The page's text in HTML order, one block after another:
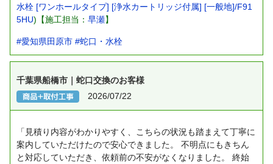
水栓 [ワンホールタイプ] [浄水カートリッジ付属] [一般地]/F91
5HU)【施工担当： 早瀬】
#愛知県田原市 #蛇口・水栓
千葉県船橋市｜蛇口交換のお客様
2026/07/22
「見積り内容がわかりやすく、こちらの状況も踏まえて丁寧に
案内していただけたので安心できました。
不明点にもきちん
と対応していただき、依頼前の不安がなくなりました。
終始